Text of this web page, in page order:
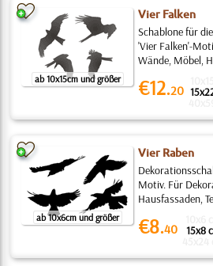
ab 10x15cm und größer
Vier Falken
Schablone für
'Vier Falken'-
Wände, Möbel,
€12.20
ab 10x6cm und größer
Vier Raben
Motiv. Für
Hausfassaden,
€8.40 15x8